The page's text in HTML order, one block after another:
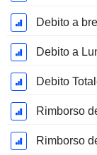
Debito a
Debito a
Debito
Rimborso
Rimborso